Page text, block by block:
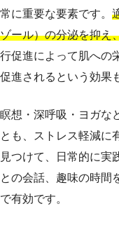
常に重要な要素です。
ゾール）の分泌を抑え
行促進によって肌への
促進されるという効果
瞑想・深呼吸・ヨガな
とも、ストレス軽減に
見つけて、日常的に実
との会話、趣味の時間
で有効です。